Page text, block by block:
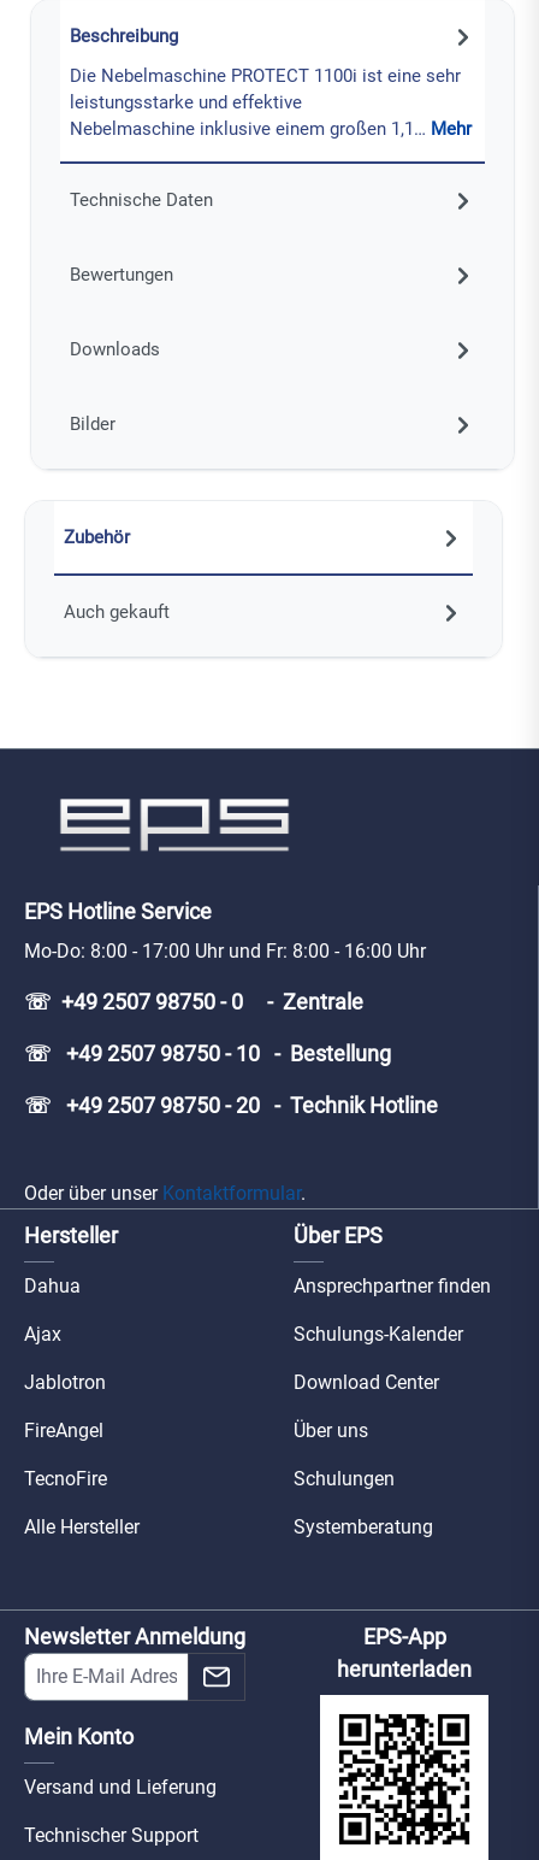
Beschreibung
Die Nebelmaschine PROTECT 1100i ist eine sehr
leistungsstarke und effektive
Nebelmaschine inklusive einem großen 1,1… Mehr
Technische Daten
Bewertungen
Downloads
Bilder
Zubehör
Auch gekauft
EPS Hotline Service
Mo-Do: 8:00 - 17:00 Uhr und Fr: 8:00 - 16:00 Uhr
☏ +49 2507 98750 - 0 - Zentrale
☏ +49 2507 98750 - 10 - Bestellung
☏ +49 2507 98750 - 20 - Technik Hotline
Oder über unser Kontaktformular.
Hersteller
Dahua
Ajax
Jablotron
FireAngel
TecnoFire
Alle Hersteller
Über EPS
Ansprechpartner finden
Schulungs-Kalender
Download Center
Über uns
Schulungen
Systemberatung
Newsletter Anmeldung
Mein Konto
Versand und Lieferung
Technischer Support
EPS-App
herunterladen